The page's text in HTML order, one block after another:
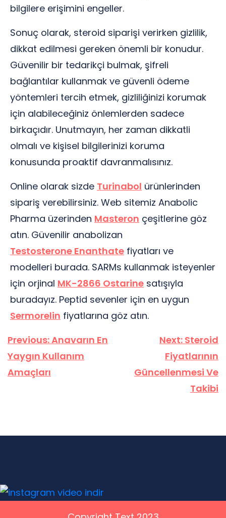
bilgilere erişimini engeller.
Sonuç olarak, steroid siparişi verirken gizlilik,
dikkat edilmesi gereken önemli bir konudur.
Güvenilir bir tedarikçi bulmak, şifreli
bağlantılar kullanmak ve güvenli ödeme
yöntemleri tercih etmek, gizliliğinizi korumak
için alabileceğiniz önlemlerden sadece
birkaçıdır. Unutmayın, her zaman dikkatli
olmalı ve kişisel bilgilerinizi koruma
konusunda proaktif davranmalısınız.
Online olarak sizde Turinabol ürünlerinden
sipariş verebilirsiniz. Web sitemiz Anabolic
Pharma üzerinden Masteron çeşitlerine göz
atın. Güvenilir anabolizan
Testosterone Enanthate fiyatları ve
modelleri burada. SARMs kullanmak isteyenler
için orjinal MK-2866 Ostarine satışıyla
buradayız. Peptid sevenler için en uygun
Sermorelin fiyatlarına göz atın.
Yazı
gezinmesi
Previous:Anavarın En
Yaygın Kullanım
Amaçları
Next: Steroid
Fiyatlarının
Güncellenmesi Ve
Takibi